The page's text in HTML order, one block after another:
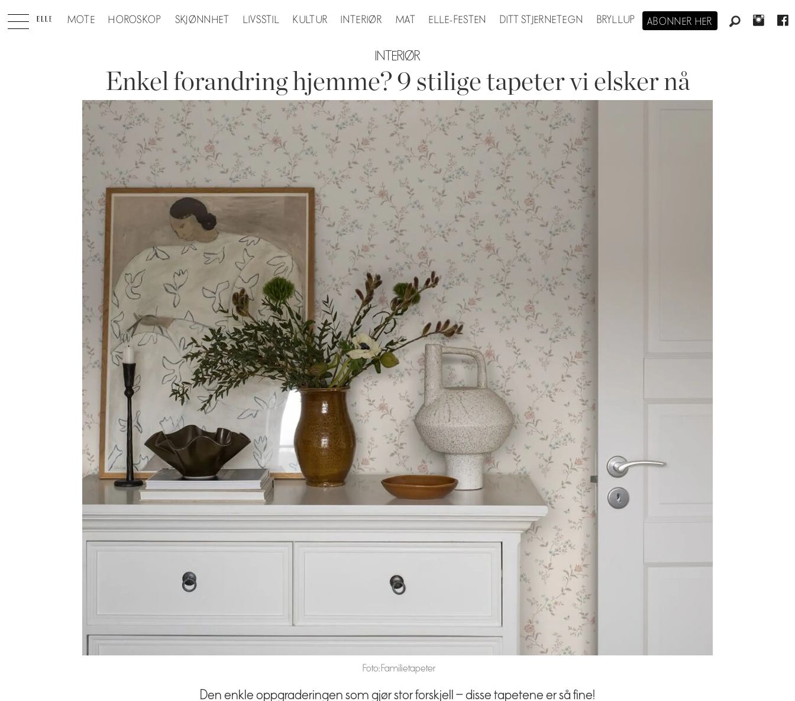
MOTE HOROSKOP SKJØNNHET LIVSSTIL KULTUR INTERIØR MAT ELLE-FESTEN DITT STJERNETEGN BRYLLUP ABONNER HER
INTERIØR
Enkel forandring hjemme? 9 stilige tapeter vi elsker nå
Foto: Familietapeter
Den enkle oppgraderingen som gjør stor forskjell – disse tapetene er så fine!